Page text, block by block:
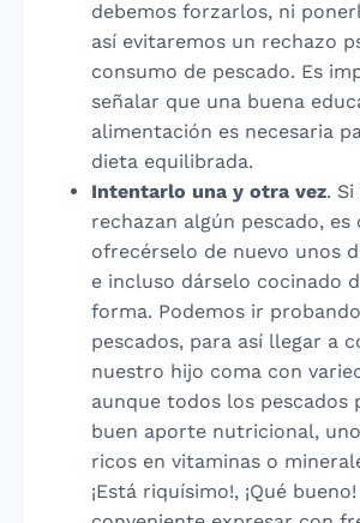
debemos forzarlos, ni
así evitaremos un rechazo
consumo de pescado. Es
señalar que una buena
alimentación es necesaria
dieta equilibrada.
Intentarlo una y otra vez.
rechazan algún pescado, es
ofrecérselo de nuevo unos
e incluso dárselo cocinado
forma. Podemos ir
pescados, para así llegar a
nuestro hijo coma con
aunque todos los pescados
buen aporte nutricional,
ricos en vitaminas o
¡Está riquísimo!, ¡Qué bueno!